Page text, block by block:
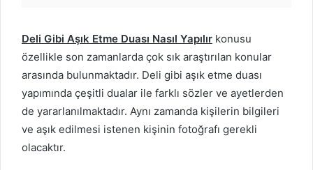
Deli Gibi Aşık Etme Duası Nasıl Yapılır konusu
özellikle son zamanlarda çok sık araştırılan konular
arasında bulunmaktadır. Deli gibi aşık etme duası
yapımında çeşitli dualar ile farklı sözler ve ayetlerden
de yararlanılmaktadır. Aynı zamanda kişilerin bilgileri
ve aşık edilmesi istenen kişinin fotoğrafı gerekli
olacaktır.